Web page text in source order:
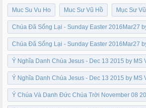
Muc Su Vu Ho Muc Sư Vũ Hồ Mục Sư
Chúa Đã Sống Lại - Sunday Easter 2016Mar27
Chúa Đã Sống Lại - Sunday Easter 2016Mar27
Ý Nghĩa Danh Chúa Jesus - Dec 13 2015 by
Ý Nghĩa Danh Chúa Jesus - Dec 13 2015 by
Ý Chúa Và Danh Đức Chúa Trời November 08